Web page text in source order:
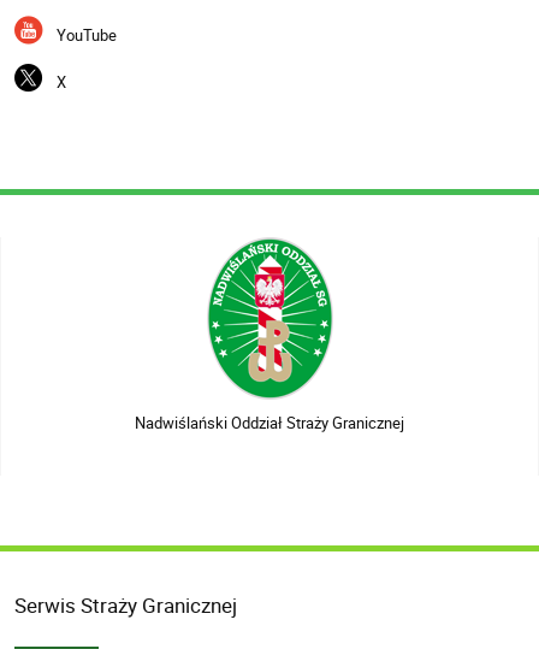
YouTube
X
Nadwiślański Oddział Straży Granicznej
Serwis Straży Granicznej